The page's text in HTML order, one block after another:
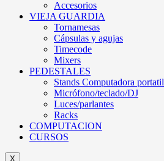
Accesorios
VIEJA GUARDIA
Tornamesas
Cápsulas y agujas
Timecode
Mixers
PEDESTALES
Stands Computadora portatil
Micrófono/teclado/DJ
Luces/parlantes
Racks
COMPUTACION
CURSOS
X